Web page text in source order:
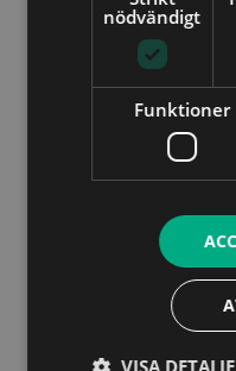
nödvändigt
Funktioner
VISA